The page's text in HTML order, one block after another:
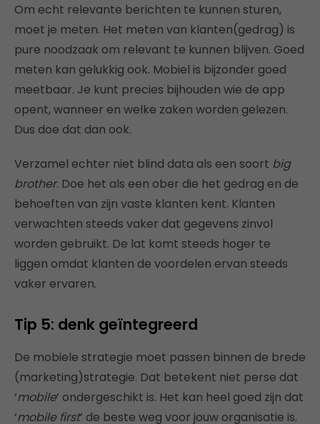
Om echt relevante berichten te kunnen sturen,
moet je meten. Het meten van klanten(gedrag) is
pure noodzaak om relevant te kunnen blijven. Goed
meten kan gelukkig ook. Mobiel is bijzonder goed
meetbaar. Je kunt precies bijhouden wie de app
opent, wanneer en welke zaken worden gelezen.
Dus doe dat dan ook.
Verzamel echter niet blind data als een soort big
brother. Doe het als een ober die het gedrag en de
behoeften van zijn vaste klanten kent. Klanten
verwachten steeds vaker dat gegevens zinvol
worden gebruikt. De lat komt steeds hoger te
liggen omdat klanten de voordelen ervan steeds
vaker ervaren.
Tip 5: denk geïntegreerd
De mobiele strategie moet passen binnen de brede
(marketing)strategie. Dat betekent niet perse dat
‘mobile’ ondergeschikt is. Het kan heel goed zijn dat
‘mobile first’ de beste weg voor jouw organisatie is.